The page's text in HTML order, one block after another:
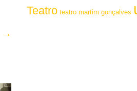
→
Teatro teatro martim gonçalves